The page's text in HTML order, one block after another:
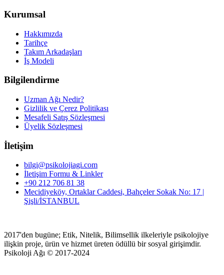
Kurumsal
Hakkımızda
Tarihçe
Takım Arkadaşları
İş Modeli
Bilgilendirme
Uzman Ağı Nedir?
Gizlilik ve Çerez Politikası
Mesafeli Satış Sözleşmesi
Üyelik Sözleşmesi
İletişim
bilgi@psikolojiagi.com
İletişim Formu & Linkler
+90 212 706 81 38
Mecidiyeköy, Ortaklar Caddesi, Bahçeler Sokak No: 17 |
Şişli/İSTANBUL
2017'den bugüne; Etik, Nitelik, Bilimsellik ilkeleriyle psikolojiye
ilişkin proje, ürün ve hizmet üreten ödüllü bir sosyal girişimdir.
Psikoloji Ağı © 2017-2024